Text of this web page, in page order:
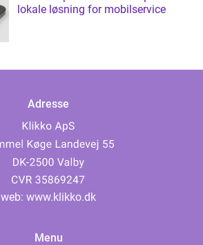
lokale løsning for mobilservice
Adresse
web: www.klikko.dk
Menu